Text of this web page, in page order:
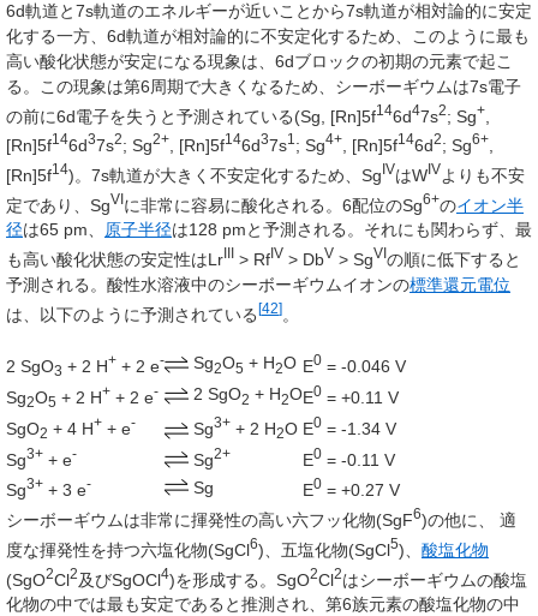
6d軌道と7s軌道のエネルギーが近いことから7s軌道が相対論的に安定
化する一方、6d軌道が相対論的に不安定化するため、このように最も
高い酸化状態が安定になる現象は、6dブロックの初期の元素で起こ
る。この現象は第6周期で大きくなるため、シーボーギウムは7s電子
の前に6d電子を失うと予測されている(Sg, [Rn]5f146d47s2; Sg+
[Rn]5f146d37s2; Sg2+ , [Rn]5f146d37s1 ; Sg4+ , [Rn]5f146d2; Sg6+
[Rn]5f14)。7s軌道が大きく不安定化するため、SgIVはWIVよりも不安
定であり、SgVIに非常に容易に酸化される。6配位のSg6+のイオン半
径は65 pm、 原子半径は128 pmと予測される。それにも関わらず、最
も高い酸化状態の安定性はLr
> Rf IV > DbV > SgVI の順に低下すると
予測される。酸性水溶液中のシーボーギウムイオンの標準還元電位
は、以下のように予測されている[42]。
2 SgO3 + 2 H+ + 2 e- Sg2O5 + H2O E0 = -0.046 V
Sg2O5 + 2 H+ + 2 e- 2 SgO2 + H2OE0 = +0.11 V
SgO2 + 4 H+ + e- Sg3+ + 2 H2O E0 = -1.34 V
Sg3+ + e- Sg2+ E0 = -0.11 V
Sg3+ + 3 e- Sg E0 = +0.27 V
シーボーギウムは非常に揮発性の高い六フッ化物(SgF6)の他に、 適
度な揮発性を持つ六塩化物(SgCl6)、五塩化物(SgCl5)、 酸塩化物
(SgO2Cl2 及びSgOCl4)を形成する。SgO2Cl2はシーボーギウムの酸塩
化物の中では最も安定であると推測され、第6族元素の酸塩化物の中